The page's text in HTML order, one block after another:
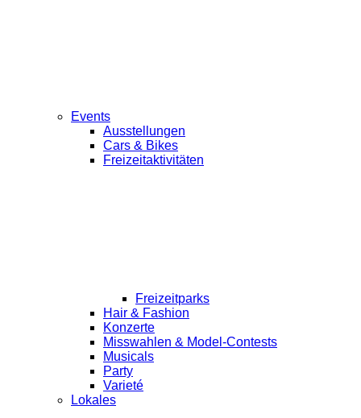
Events
Ausstellungen
Cars & Bikes
Freizeitaktivitäten
Freizeitparks
Hair & Fashion
Konzerte
Misswahlen & Model-Contests
Musicals
Party
Varieté
Lokales